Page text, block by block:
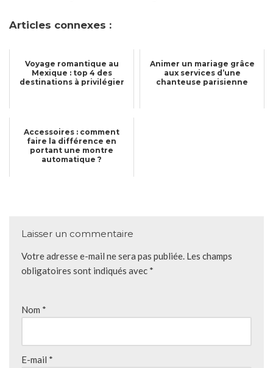
Articles connexes :
Voyage romantique au
Mexique : top 4 des
destinations à privilégier
Animer un mariage grâce
aux services d’une
chanteuse parisienne
Accessoires : comment
faire la différence en
portant une montre
automatique ?
Laisser un commentaire
Votre adresse e-mail ne sera pas publiée. Les champs
obligatoires sont indiqués avec *
Nom *
E-mail *